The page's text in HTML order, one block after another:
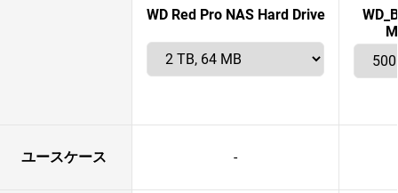
WD Red Pro NAS Hard Drive
ユースケース -